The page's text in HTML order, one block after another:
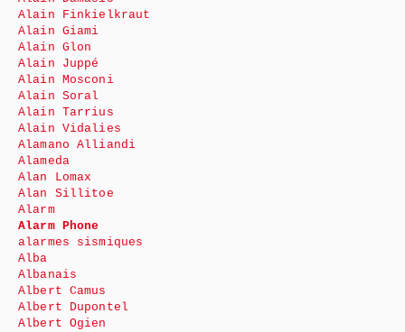
Alain Finkielkraut
Alain Giami
Alain Glon
Alain Juppé
Alain Mosconi
Alain Soral
Alain Tarrius
Alain Vidalies
Alamano Alliandi
Alameda
Alan Lomax
Alan Sillitoe
Alarm
Alarm Phone
alarmes sismiques
Alba
Albanais
Albert Camus
Albert Dupontel
Albert Ogien